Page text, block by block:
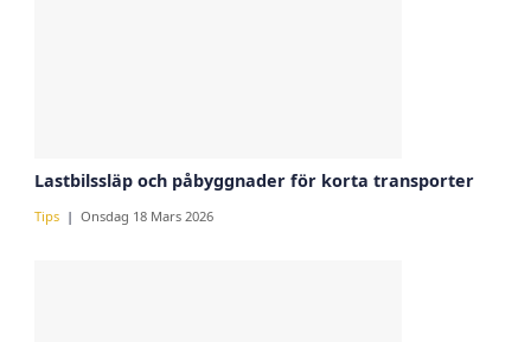
Lastbilssläp och påbyggnader för korta transporter
Tips Onsdag 18 Mars 2026